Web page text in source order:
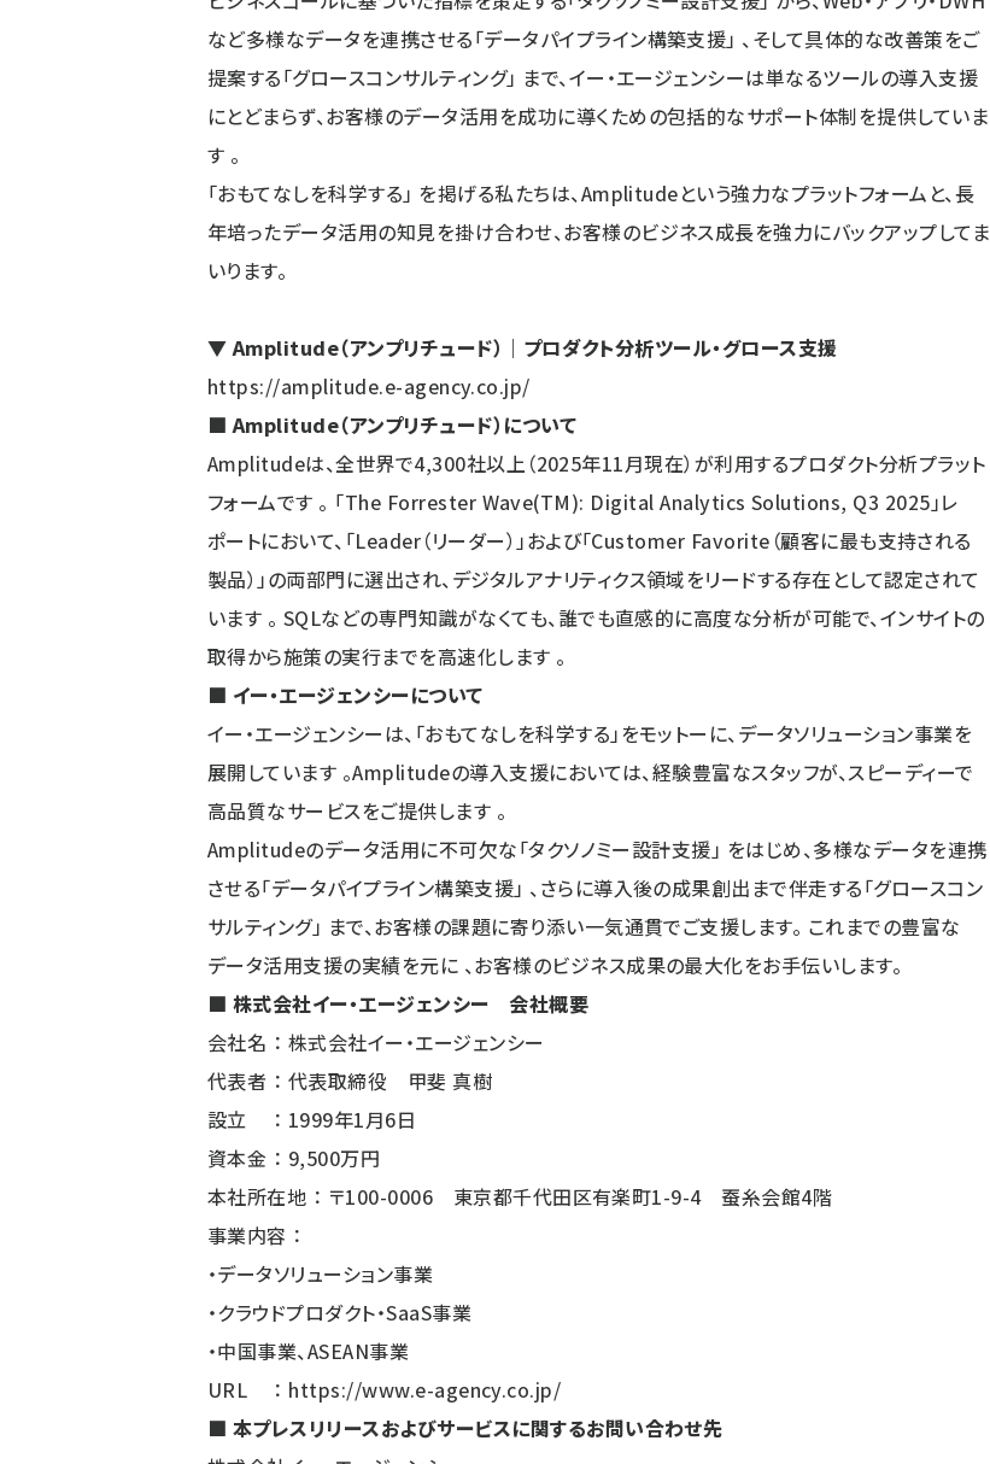
など多様なデータを連携させる「データパイプライン構築支援」 、そして具体的な改善策をご
提案する「グロースコンサルティング」 まで、イー・エージェンシーは単なるツールの導入支援
にとどまらず、お客様のデータ活用を成功に導くための包括的なサポート体制を提供していま
す 。
「おもてなしを科学する」 を掲げる私たちは、Amplitudeという強力なプラットフォームと、長
年培ったデータ活用の知見を掛け合わせ、お客様のビジネス成長を強力にバックアップしてま
いります。
▼ Amplitude（アンプリチュード）｜プロダクト分析ツール・グロース支援
https://amplitude.e-agency.co.jp/
■ Amplitude（アンプリチュード）について
Amplitudeは、全世界で4,300社以上（2025年11月現在）が利用するプロダクト分析プラット
フォームです 。 「The Forrester Wave(TM): Digital Analytics Solutions, Q3 2025」レ
ポートにおいて、「Leader（リーダー）」および「Customer Favorite（顧客に最も支持される
製品）」の両部門に選出され、デジタルアナリティクス領域をリードする存在として認定されて
います 。 SQLなどの専門知識がなくても、誰でも直感的に高度な分析が可能で、インサイトの
取得から施策の実行までを高速化します 。
■ イー・エージェンシーについて
イー・エージェンシーは、「おもてなしを科学する」をモットーに、データソリューション事業を
展開しています 。Amplitudeの導入支援においては、経験豊富なスタッフが、スピーディーで
高品質なサービスをご提供します 。
Amplitudeのデータ活用に不可欠な「タクソノミー設計支援」 をはじめ、多様なデータを連携
させる「データパイプライン構築支援」 、さらに導入後の成果創出まで伴走する「グロースコン
サルティング」 まで、お客様の課題に寄り添い一気通貫でご支援します。 これまでの豊富な
データ活用支援の実績を元に 、お客様のビジネス成果の最大化をお手伝いします。
■ 株式会社イー・エージェンシー 会社概要
会社名 ： 株式会社イー・エージェンシー
代表者 ： 代表取締役 甲斐 真樹
設立 ： 1999年1月6日
資本金 ： 9,500万円
本社所在地 ： 〒100-0006 東京都千代田区有楽町1-9-4 蚕糸会館4階
事業内容 ：
・データソリューション事業
・クラウドプロダクト・SaaS事業
・中国事業、ASEAN事業
URL ： https://www.e-agency.co.jp/
■ 本プレスリリースおよびサービスに関するお問い合わせ先